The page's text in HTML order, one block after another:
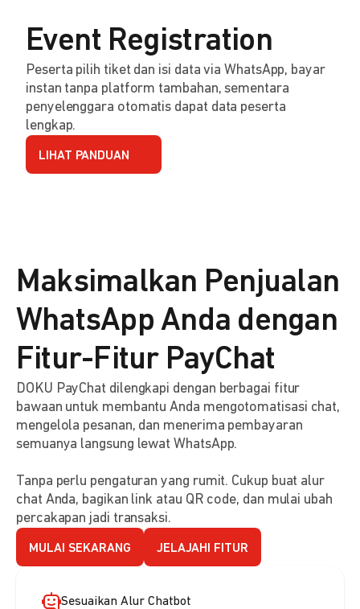
Event Registration
Peserta pilih tiket dan isi data via WhatsApp, bayar
instan tanpa platform tambahan, sementara
penyelenggara otomatis dapat data peserta
lengkap.
LIHAT PANDUAN
Maksimalkan Penjualan
WhatsApp Anda dengan
Fitur-Fitur PayChat
DOKU PayChat dilengkapi dengan berbagai fitur
bawaan untuk membantu Anda mengotomatisasi chat,
mengelola pesanan, dan menerima pembayaran
semuanya langsung lewat WhatsApp.
Tanpa perlu pengaturan yang rumit. Cukup buat alur
chat Anda, bagikan link atau QR code, dan mulai ubah
percakapan jadi transaksi.
MULAI SEKARANG JELAJAHI FITUR
Sesuaikan Alur Chatbot